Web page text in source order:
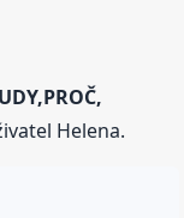
Helena.